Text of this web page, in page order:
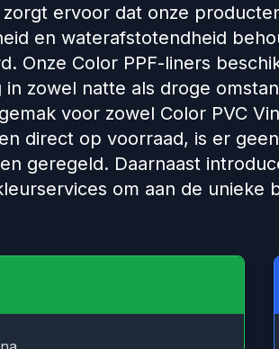
ervoor dat onze
en waterafstotendheid
Onze Color PPF-liners
zowel natte als droge
voor zowel Color PVC
direct op voorraad, is er
geregeld. Daarnaast
om aan de unieke